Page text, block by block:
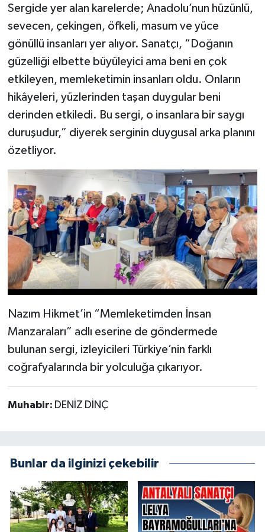
Sergide yer alan karelerde; Anadolu’nun hüzünlü,
sevecen, çekingen, öfkeli, masum ve yüce
gönüllü insanları yer alıyor. Sanatçı, “Doğanın
güzelliği elbette büyüleyici ama beni en çok
etkileyen, memleketimin insanları oldu. Onların
hikâyeleri, yüzlerinden taşan duygular beni
derinden etkiledi. Bu sergi, o insanlara bir saygı
duruşudur,” diyerek serginin duygusal arka planını
özetliyor.
Nazım Hikmet’in “Memleketimden İnsan
Manzaraları” adlı eserine de göndermede
bulunan sergi, izleyicileri Türkiye’nin farklı
coğrafyalarında bir yolculuğa çıkarıyor.
Muhabir: DENİZ DİNÇ
Bunlar da ilginizi çekebilir